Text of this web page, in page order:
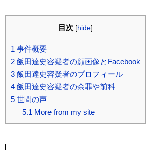
目次 [hide]
1 事件概要
2 飯田達史容疑者の顔画像とFacebook
3 飯田達史容疑者のプロフィール
4 飯田達史容疑者の余罪や前科
5 世間の声
5.1 More from my site